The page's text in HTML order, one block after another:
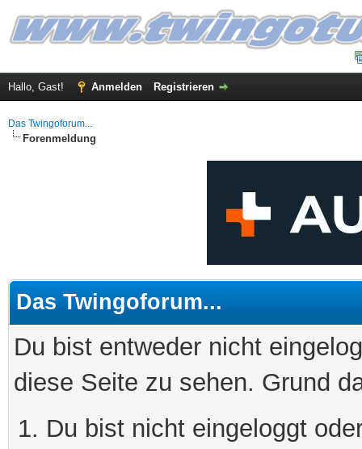
Hallo, Gast! Anmelden Registrieren
Das Twingoforum...
Forenmeldung
Das Twingoforum...
Du bist entweder nicht
diese Seite zu sehen. Grund
Du bist nicht eingeloggt